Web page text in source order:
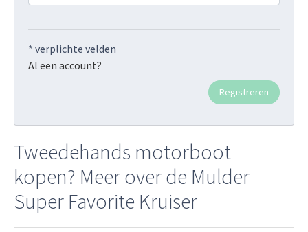
* verplichte velden
Al een account?
Tweedehands motorboot
kopen? Meer over de Mulder
Super Favorite Kruiser